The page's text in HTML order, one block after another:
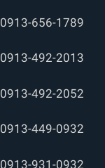
0913-656-1789
0913-492-2013
0913-492-2052
0913-449-0932